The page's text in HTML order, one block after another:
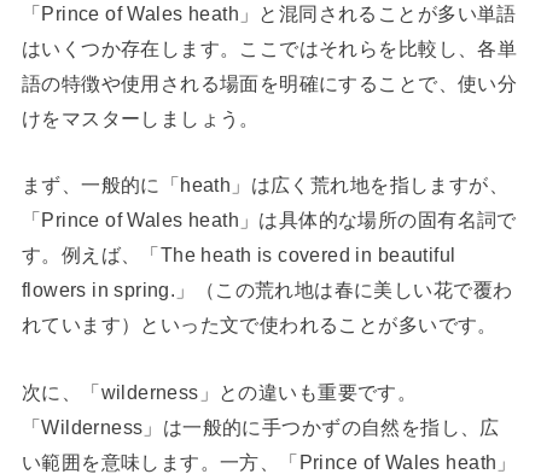
「Prince of Wales heath」と混同されることが多い単語
はいくつか存在します。ここではそれらを比較し、各単
語の特徴や使用される場面を明確にすることで、使い分
けをマスターしましょう。
まず、一般的に「heath」は広く荒れ地を指しますが、
「Prince of Wales heath」は具体的な場所の固有名詞で
す。例えば、「The heath is covered in beautiful
flowers in spring.」（この荒れ地は春に美しい花で覆わ
れています）といった文で使われることが多いです。
次に、「wilderness」との違いも重要です。
「Wilderness」は一般的に手つかずの自然を指し、広
い範囲を意味します。一方、「Prince of Wales heath」